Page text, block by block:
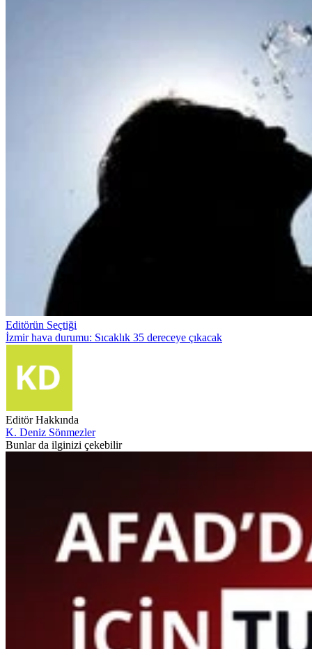
Editörün Seçtiği
İzmir hava durumu: Sıcaklık 35 dereceye çıkacak
Editör Hakkında
K. Deniz Sönmezler
Bunlar da ilginizi çekebilir